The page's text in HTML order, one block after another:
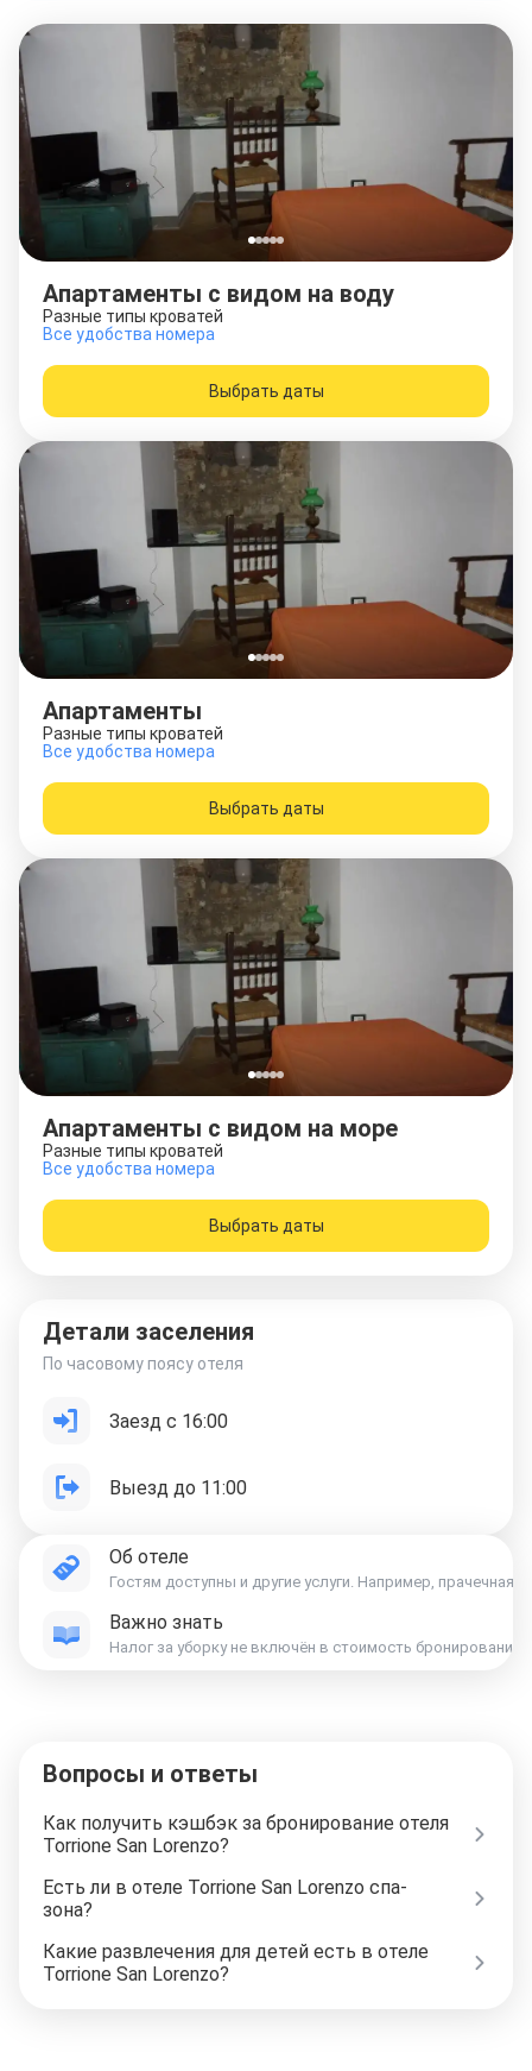
Апартаменты с видом на воду
Разные типы кроватей
Все удобства номера
Выбрать даты
Апартаменты
Разные типы кроватей
Все удобства номера
Выбрать даты
Апартаменты с видом на море
Разные типы кроватей
Все удобства номера
Выбрать даты
Детали заселения
По часовому поясу отеля
Заезд с 16:00
Выезд до 11:00
Об отеле
Гостям доступны и другие услуги. Например,
Важно знать
Вопросы и ответы
Как получить кэшбэк за бронирование отеля
Torrione San Lorenzo?
Есть ли в отеле Torrione San Lorenzo спа-
зона?
Какие развлечения для детей есть в отеле
Torrione San Lorenzo?